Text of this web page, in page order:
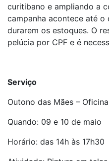
curitibano e ampliando a
campanha acontece até o
durarem os estoques. O
pelúcia por CPF e é
Serviço
Outono das Mães –
Quando: 09 e 10 de maio
Horário: das 14h às 17h30